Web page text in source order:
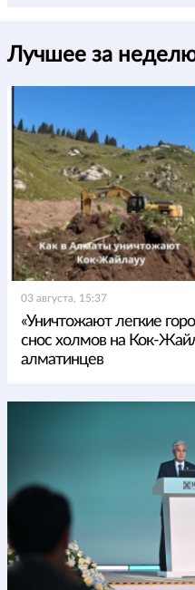
Лучшее за
03 августа, 15:37
«Уничтожают легкие
снос холмов на Кок-
алматинцев